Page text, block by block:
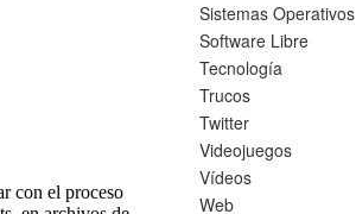
Sistemas Operativos
Software Libre
Tecnología
Trucos
Twitter
Videojuegos
Vídeos
Web